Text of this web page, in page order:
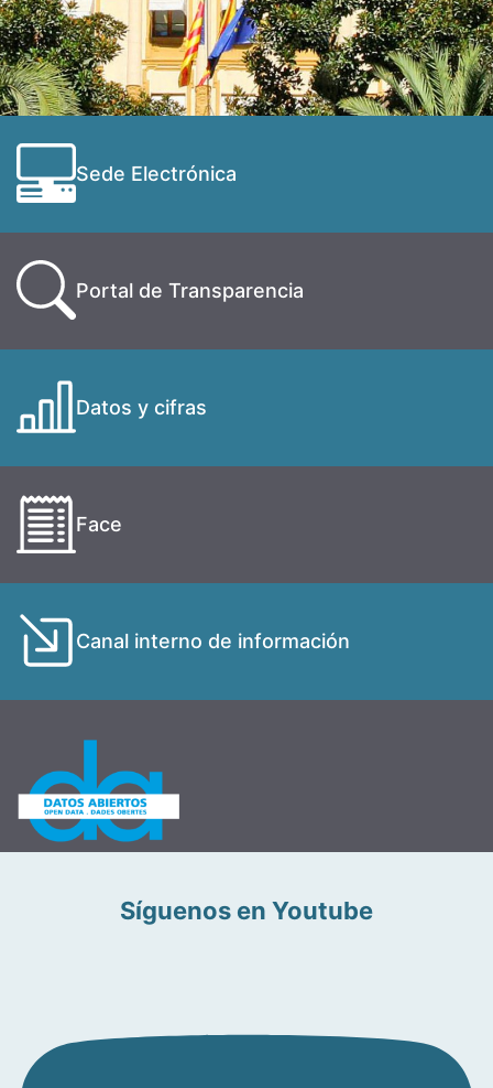
Sede Electrónica
Portal de Transparencia
Datos y cifras
Face
Canal interno de información
Síguenos en Youtube